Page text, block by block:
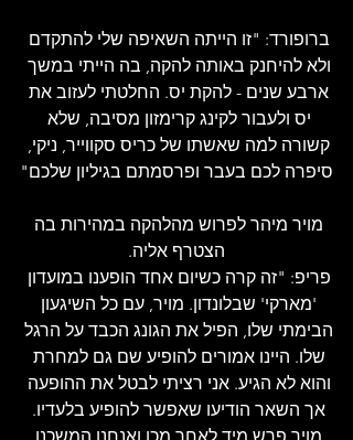
ברופורד: "זו הייתה השאיפה שלי להתקדם
ולא להיחנק באותה להקה, בה הייתי במשך
ארבע שנים - להקת יס. החלטתי לעזוב את
יס ולעבור לקינג קרימזון מסיבה, שלא
קשורה למה שאשתו של כריס סקווייר, ניקי,
סיפרה לכם בעבר ופרסמתם בגיליון שלכם"
מויר מיהר לפרוש מהלהקה במהירות בה
הצטרף אליה.
פריפ: "זה קרה כשיום אחד הופענו במועדון
'מארקי' שבלונדון. מויר, עם כל השיגעון
הבימתי שלו, הפיל את הגונג הכבד על הרגל
שלו. היינו אמורים להופיע שם גם למחרת
והוא לא הגיע. אני רציתי לבטל את ההופעה
אך השאר הודיעו שאפשר להופיע בלעדיו.